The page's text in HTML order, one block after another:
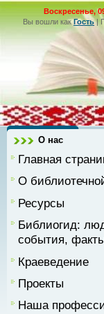
Воскресенье,
Вы вошли как Гость|
О нас
Главная
О
Ресурсы
Библиогид:
события,
Краеведение
Проекты
Наша